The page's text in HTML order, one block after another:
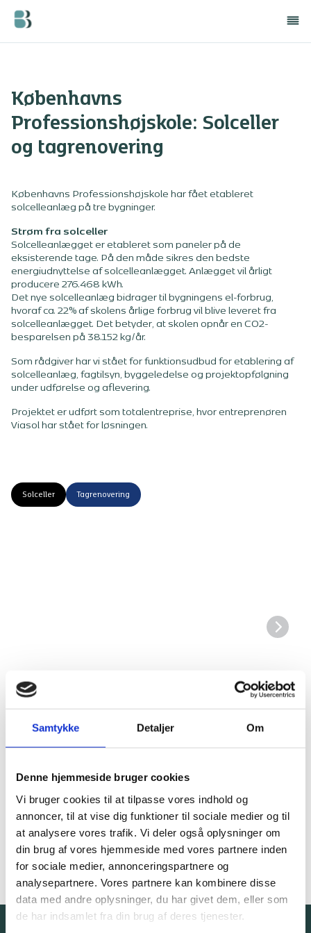
Samtykke Detaljer Om
Denne hjemmeside bruger cookies
Vi bruger cookies til at tilpasse vores indhold og
annoncer, til at vise dig funktioner til sociale medier og til
at analysere vores trafik. Vi deler også oplysninger om
din brug af vores hjemmeside med vores partnere inden
for sociale medier, annonceringspartnere og
analysepartnere. Vores partnere kan kombinere disse
data med andre oplysninger, du har givet dem, eller som
de har indsamlet fra din brug af deres tjenester.
Københavns
Professionshøjskole: Solceller
og tagrenovering
Københavns Professionshøjskole har fået etableret
solcelleanlæg på tre bygninger.
Strøm fra solceller
Solcelleanlægget er etableret som paneler på de
eksisterende tage. På den måde sikres den bedste
energiudnyttelse af solcelleanlægget. Anlægget vil årligt
producere 276.468 kWh.
Det nye solcelleanlæg bidrager til bygningens el-forbrug,
hvoraf ca. 22% af skolens årlige forbrug vil blive leveret fra
solcelleanlægget. Det betyder, at skolen opnår en CO2-
besparelsen på 38.152 kg/år.
Som rådgiver har vi stået for funktionsudbud for etablering af
solcelleanlæg, fagtilsyn, byggeledelse og projektopfølgning
under udførelse og aflevering.
Projektet er udført som totalentreprise, hvor entreprenøren
Viasol har stået for løsningen.
Solceller Tagrenovering
Bygherre Københavns Professionhøjskole
Totalrådgiver
Aflevering 2024